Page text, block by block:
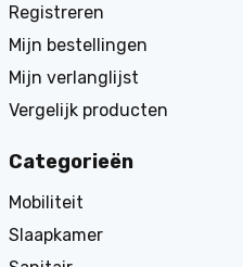
Registreren
Mijn bestellingen
Mijn verlanglijst
Vergelijk producten
Categorieën
Mobiliteit
Slaapkamer